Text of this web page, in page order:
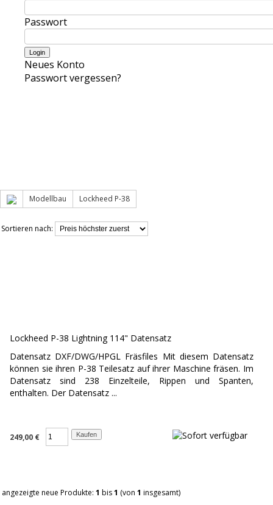
Passwort
Neues Konto
Passwort vergessen?
Modellbau Lockheed P-38
Sortieren nach:
Lockheed P-38 Lightning 114" Datensatz
Datensatz DXF/DWG/HPGL Fräsfiles Mit diesem Datensatz
können sie ihren P-38 Teilesatz auf ihrer Maschine fräsen. Im
Datensatz sind 238 Einzelteile, Rippen und Spanten,
enthalten. Der Datensatz ...
249,00 €
angezeigte neue Produkte: 1 bis1 (von 1 insgesamt)